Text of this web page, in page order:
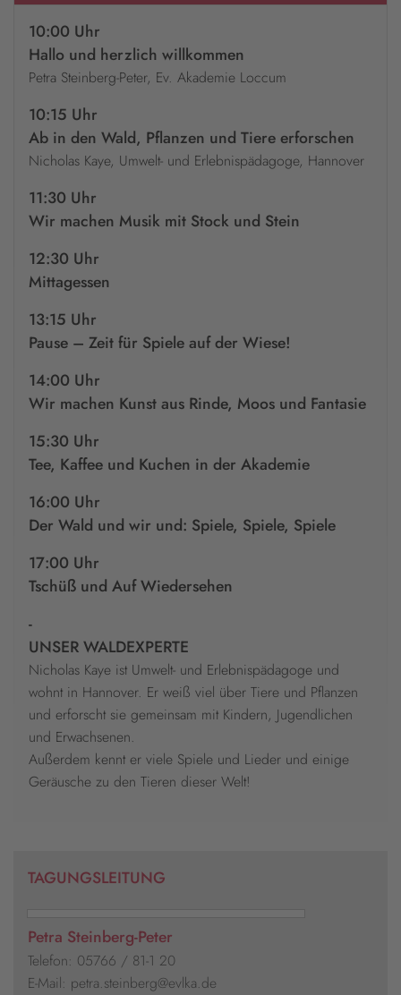
10:00 Uhr
Hallo und herzlich willkommen
Petra Steinberg-Peter, Ev. Akademie Loccum
10:15 Uhr
Ab in den Wald, Pflanzen und Tiere erforschen
Nicholas Kaye, Umwelt- und Erlebnispädagoge, Hannover
11:30 Uhr
Wir machen Musik mit Stock und Stein
12:30 Uhr
Mittagessen
13:15 Uhr
Pause – Zeit für Spiele auf der Wiese!
14:00 Uhr
Wir machen Kunst aus Rinde, Moos und Fantasie
15:30 Uhr
Tee, Kaffee und Kuchen in der Akademie
16:00 Uhr
Der Wald und wir und: Spiele, Spiele, Spiele
17:00 Uhr
Tschüß und Auf Wiedersehen
-
UNSER WALDEXPERTE
Nicholas Kaye ist Umwelt- und Erlebnispädagoge und
wohnt in Hannover. Er weiß viel über Tiere und Pflanzen
und erforscht sie gemeinsam mit Kindern, Jugendlichen
und Erwachsenen.
Außerdem kennt er viele Spiele und Lieder und einige
Geräusche zu den Tieren dieser Welt!
TAGUNGSLEITUNG
Petra Steinberg-Peter
Telefon: 05766 / 81-1 20
E-Mail: petra.steinberg@evlka.de